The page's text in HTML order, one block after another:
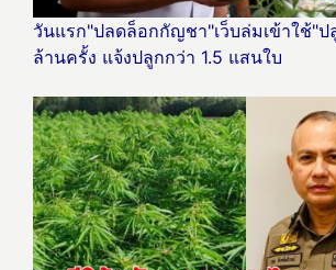
วันแรก"ปลดล็อกกัญชา"เว็บล่มเข้าใช้"
ล้านครั้ง แจ้งปลูกกว่า 1.5 แสนใบ